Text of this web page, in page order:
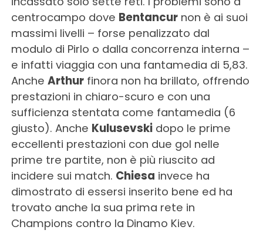
centrocampo dove Bentancurnon è ai suoi
massimi livelli – forse penalizzato dal
modulo di Pirlo o dalla concorrenza interna –
e infatti viaggia con una fantamedia di 5,83.
Anche Arthurfinora non ha brillato, offrendo
prestazioni in chiaro-scuro e con una
sufficienza stentata come fantamedia (6
giusto). Anche Kulusevskidopo le prime
eccellenti prestazioni con due gol nelle
prime tre partite, non è più riuscito ad
incidere sui match. Chiesa invece ha
dimostrato di essersi inserito bene ed ha
trovato anche la sua prima rete in
Champions contro la Dinamo Kiev.